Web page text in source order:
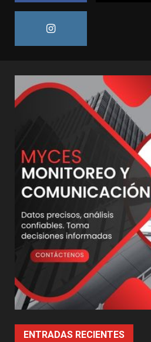
ENTRADAS RECIENTES